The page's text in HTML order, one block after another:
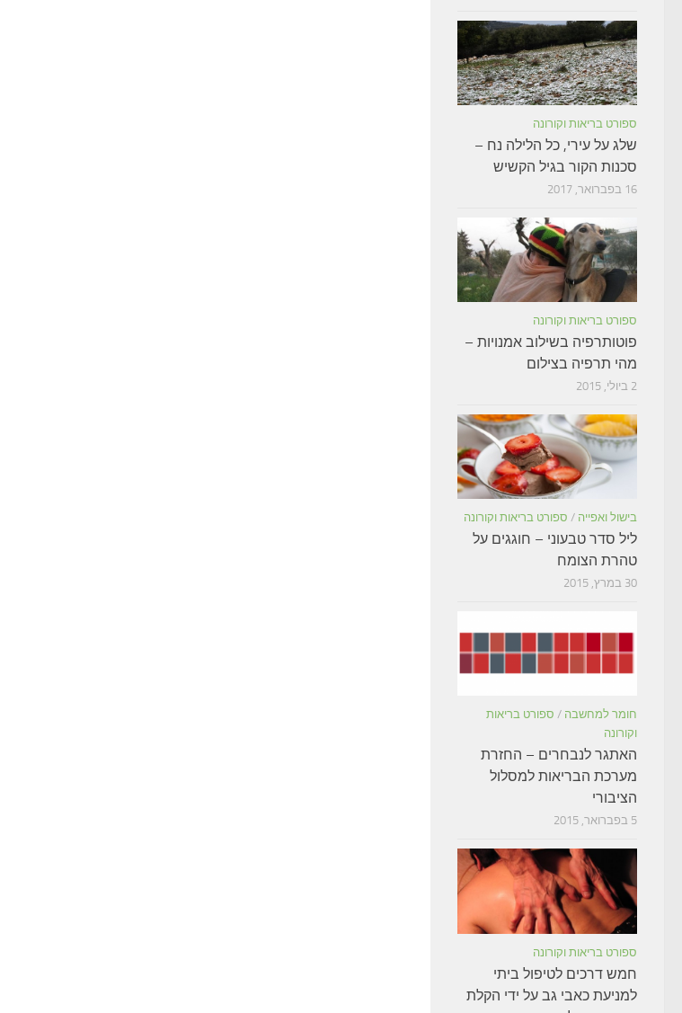
ספורט בריאות וקורונה
שלג על עירי, כל הלילה נח –
סכנות הקור בגיל הקשיש
16 בפברואר, 2017
ספורט בריאות וקורונה
פוטותרפיה בשילוב אמנויות –
מהי תרפיה בצילום
2 ביולי, 2015
בישול ואפייה / ספורט בריאות וקורונה
ליל סדר טבעוני – חוגגים על
טהרת הצומח
30 במרץ, 2015
חומר למחשבה / ספורט בריאות
וקורונה
האתגר לנבחרים – החזרת
מערכת הבריאות למסלול
הציבורי
5 בפברואר, 2015
ספורט בריאות וקורונה
חמש דרכים לטיפול ביתי
למניעת כאבי גב על ידי הקלת